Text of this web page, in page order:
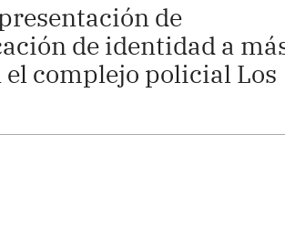
de
de identidad a
complejo policial Los